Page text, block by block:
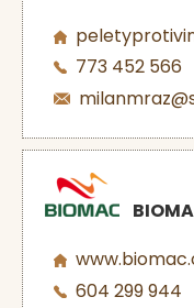
773 452 566
604 299 944